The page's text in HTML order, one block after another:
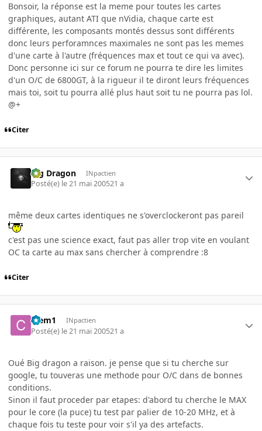
Bonsoir, la réponse est la meme pour toutes les cartes
graphiques, autant ATI que nVidia, chaque carte est
différente, les composants montés dessus sont différents
donc leurs perforamnces maximales ne sont pas les memes
d'une carte à l'autre (fréquences max et tout ce qui va avec).
Donc personne ici sur ce forum ne pourra te dire les limites
d'un O/C de 6800GT, à la rigueur il te diront leurs fréquences
mais toi, soit tu pourra allé plus haut soit tu ne pourra pas lol.
@+
Citer
Big Dragon INpactien
Posté(e) le 21 mai 200521 a
même deux cartes identiques ne s'overclockeront pas pareil
c'est pas une science exact, faut pas aller trop vite en voulant
OC ta carte au max sans chercher à comprendre :8
Citer
Clem1 INpactien
Posté(e) le 21 mai 200521 a
Oué Big dragon a raison. je pense que si tu cherche sur
google, tu touveras une methode pour O/C dans de bonnes
conditions.
Sinon il faut proceder par etapes: d'abord tu cherche le MAX
pour le core (la puce) tu test par palier de 10-20 MHz, et à
chaque fois tu teste pour voir s'il ya des artefacts.